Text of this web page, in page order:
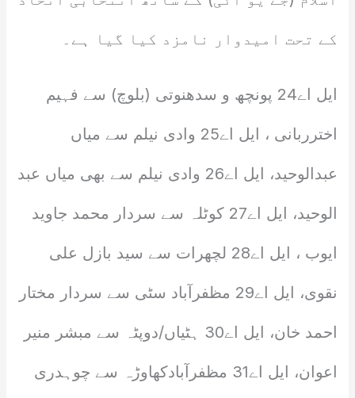
کے تحت امیدوار نامزد کیا گیا ہے۔
ایل اے24 پونچھ و سدھنوتی (بلوچ) سے فہیم
اخترربانی ، ایل اے25 وادی نیلم سے میاں
عبدالوحید، ایل اے26 وادی نیلم سے بھی میاں عبد
الوحید، ایل اے27 کوٹلہ سے سردار محمد جاوید
ایوب ، ایل اے28 لچھرات سے سید بازل علی
نقوی، ایل اے29 مظفرآباد سٹی سے سردار مختار
احمد خان، ایل اے30 ہٹیاں/دوپٹہ سے مبشر منیر
اعوان، ایل اے31 مظفرآبادکھاوڑہ سے چوہدری